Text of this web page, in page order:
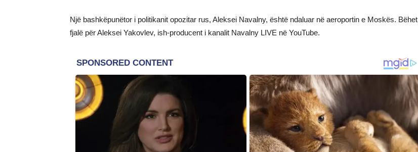
Një bashkëpunëtor i politikanit opozitar rus, Aleksei Navalny, është ndaluar në aeroportin e Moskës. Bëhet
fjalë për Aleksei Yakovlev, ish-producent i kanalit Navalny LIVE në YouTube.